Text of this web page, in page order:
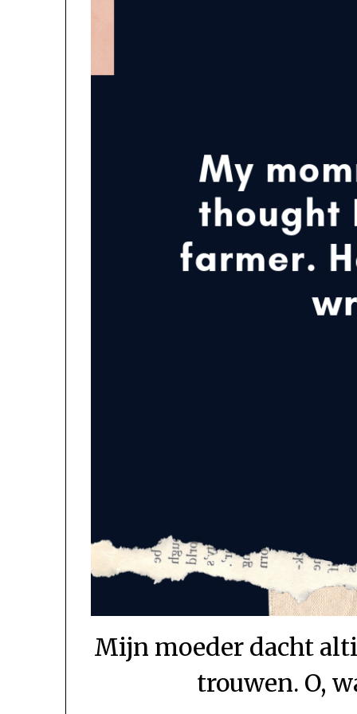
Mijn moeder dacht
trouwen. O,